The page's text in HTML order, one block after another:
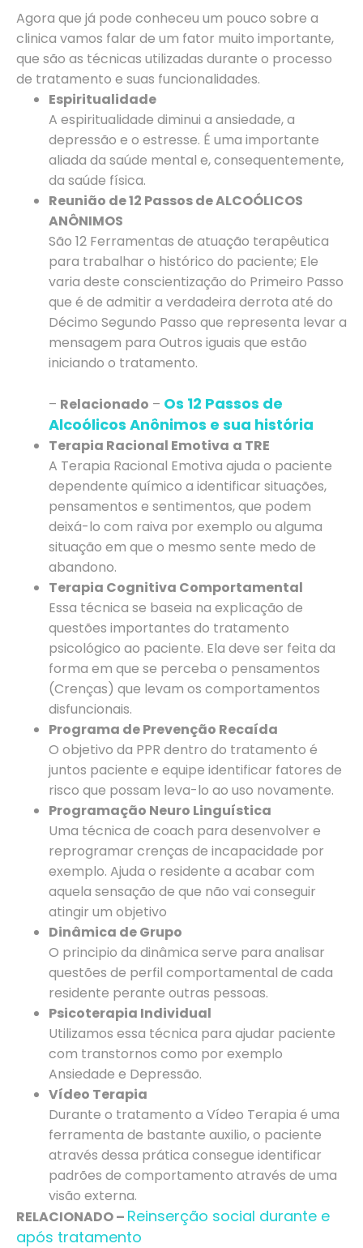
Agora que já pode conheceu um pouco sobre a
clinica vamos falar de um fator muito importante,
que são as técnicas utilizadas durante o processo
de tratamento e suas funcionalidades.
Espiritualidade
A espiritualidade diminui a ansiedade, a
depressão e o estresse. É uma importante
aliada da saúde mental e, consequentemente,
da saúde física.
Reunião de 12 Passos de ALCOÓLICOS
ANÔNIMOS
São 12 Ferramentas de atuação terapêutica
para trabalhar o histórico do paciente; Ele
varia deste conscientização do Primeiro Passo
que é de admitir a verdadeira derrota até do
Décimo Segundo Passo que representa levar a
mensagem para Outros iguais que estão
iniciando o tratamento.
– Relacionado – Os 12 Passos de
Alcoólicos Anônimos e sua história
Terapia Racional Emotiva a TRE
A Terapia Racional Emotiva ajuda o paciente
dependente químico a identificar situações,
pensamentos e sentimentos, que podem
deixá-lo com raiva por exemplo ou alguma
situação em que o mesmo sente medo de
abandono.
Terapia Cognitiva Comportamental
Essa técnica se baseia na explicação de
questões importantes do tratamento
psicológico ao paciente. Ela deve ser feita da
forma em que se perceba o pensamentos
(Crenças) que levam os comportamentos
disfuncionais.
Programa de Prevenção Recaída
O objetivo da PPR dentro do tratamento é
juntos paciente e equipe identificar fatores de
risco que possam leva-lo ao uso novamente.
Programação Neuro Linguística
Uma técnica de coach para desenvolver e
reprogramar crenças de incapacidade por
exemplo. Ajuda o residente a acabar com
aquela sensação de que não vai conseguir
atingir um objetivo
Dinâmica de Grupo
O principio da dinâmica serve para analisar
questões de perfil comportamental de cada
residente perante outras pessoas.
Psicoterapia Individual
Utilizamos essa técnica para ajudar paciente
com transtornos como por exemplo
Ansiedade e Depressão.
Vídeo Terapia
Durante o tratamento a Vídeo Terapia é uma
ferramenta de bastante auxilio, o paciente
através dessa prática consegue identificar
padrões de comportamento através de uma
visão externa.
RELACIONADO – Reinserção social durante e
após tratamento